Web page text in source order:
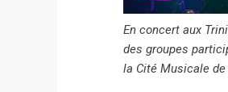
En concert aux
des groupes
la Cité Musicale